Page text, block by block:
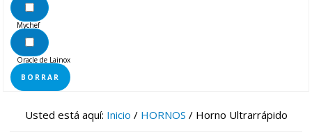
Mychef
Oracle de Lainox
BORRAR
Usted está aquí: Inicio / HORNOS /Horno Ultrarrápido